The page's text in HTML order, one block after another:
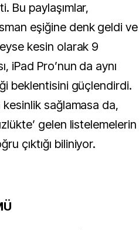
Bu paylaşımlar,
eşiğine denk geldi ve
kesin olarak 9
iPad Pro’nun da aynı
beklentisini güçlendirdi.
kesinlik sağlamasa da,
gelen listelemelerin
çıktığı biliniyor.